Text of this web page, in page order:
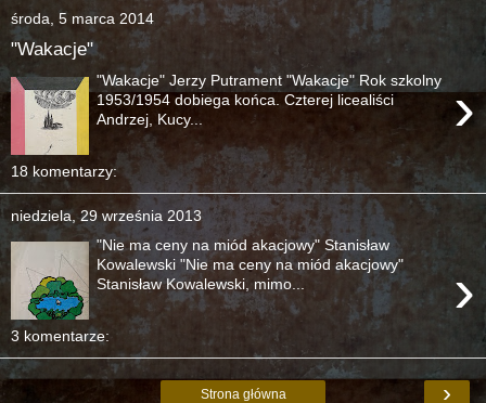
środa, 5 marca 2014
"Wakacje"
›
"Wakacje" Jerzy Putrament "Wakacje" Rok szkolny
1953/1954 dobiega końca. Czterej licealiści
Andrzej, Kucy...
18 komentarzy:
niedziela, 29 września 2013
›
"Nie ma ceny na miód akacjowy" Stanisław
Kowalewski "Nie ma ceny na miód akacjowy"
Stanisław Kowalewski, mimo...
3 komentarze:
›
Strona główna